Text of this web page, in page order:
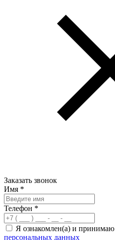
Заказать звонок
Имя *
Телефон *
Я ознакомлен(а) и принимаю
персональных данных